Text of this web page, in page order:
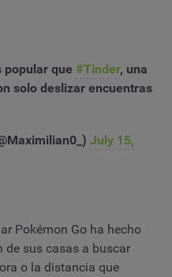
popular que #Tinder, una
solo deslizar encuentras
July 15,
Pokémon Go ha hecho
de sus casas a buscar
o la distancia que